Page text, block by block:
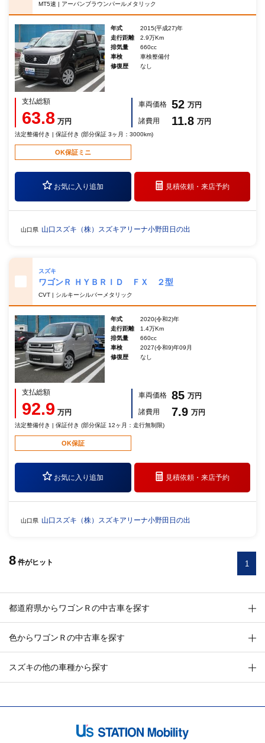
MT5速 | アーバンブラウンパールメタリック
年式
2015(平成27)年
走行距離
2.9万Km
排気量
660cc
車検
車検整備付
修復歴
なし
支払総額
63.8 万円
車両価格 52 万円
諸費用
11.8 万円
法定整備付き | 保証付き (部分保証 3ヶ月：3000km)
OK保証ミニ
お気に入り追加 見積依頼・来店予約
山口県 山口スズキ（株）スズキアリーナ小野田日の出
スズキ
ワゴンＲ ＨＹＢＲＩＤ ＦＸ ２型
CVT | シルキーシルバーメタリック
年式
2020(令和2)年
走行距離
1.4万Km
排気量
660cc
車検
2027(令和9)年09月
修復歴
なし
支払総額
92.9 万円
車両価格 85 万円
諸費用
7.9 万円
法定整備付き | 保証付き (部分保証 12ヶ月：走行無制限)
OK保証
お気に入り追加 見積依頼・来店予約
山口県 山口スズキ（株）スズキアリーナ小野田日の出
8 件がヒット 1
都道府県からワゴンＲの中古車を探す
色からワゴンＲの中古車を探す
スズキの他の車種から探す